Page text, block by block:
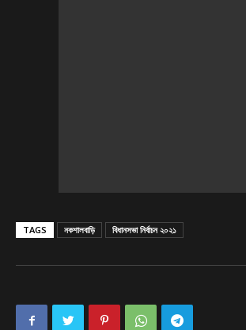
TAGS নকশালবাড়ি বিধানসভা নির্বাচন ২০২১